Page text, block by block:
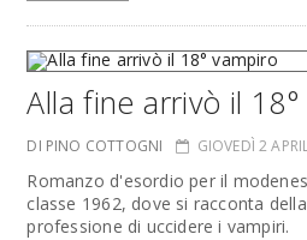
Alla fine arrivò il
DI PINO COTTOGNI GIOVEDÌ 2
Romanzo d'esordio per il
classe 1962, dove si racconta
professione di uccidere i vampiri.